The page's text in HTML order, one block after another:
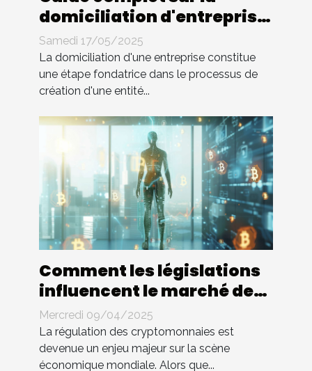
domiciliation d'entreprise
en Tunisie
Samedi 17/05/2025
La domiciliation d'une entreprise constitue
une étape fondatrice dans le processus de
création d'une entité...
Comment les législations
influencent le marché des
cryptomonnaies
Mercredi 09/04/2025
La régulation des cryptomonnaies est
devenue un enjeu majeur sur la scène
économique mondiale. Alors que...